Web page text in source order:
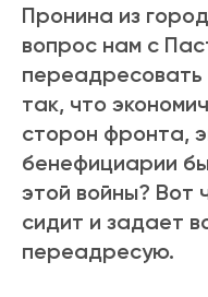
Пронина из
вопрос нам с
переадресовать
так, что
сторон фронта,
бенефициарии
этой войны? Вот
сидит и задает
переадресую.